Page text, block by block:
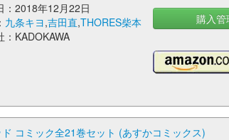
：2018年12月22日
九条キヨ,吉田直,THORES柴本
：KADOKAWA
購入管
ド コミック全21巻セット (あすかコミックス)